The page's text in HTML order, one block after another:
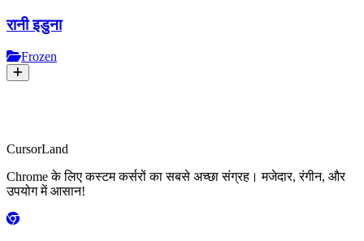
रानी इडुना
Frozen
CursorLand
Chrome के लिए कस्टम कर्सरों का सबसे अच्छा संग्रह। मजेदार, रंगीन, और
उपयोग में आसान!